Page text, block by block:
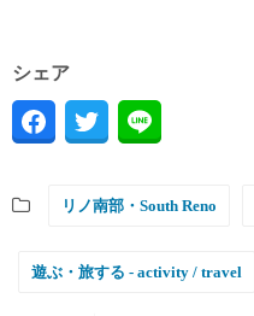
シェア
リノ南部・South Reno
遊ぶ・旅する - activity / travel